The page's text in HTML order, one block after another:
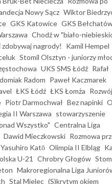
Nowy Sącz Wiktor
GKS Katowice GKS
Chodź w "biało-
zdobywaj nagrody!
Kamil Hempel
Stomil Olsztyn - juniorzy
UKS SMS Łódź Rafał
Radom Paweł Kaczmarek
ŁKS Łódź ŁKS Łomża Rozwój
Piotr Darmochwał Bez napinki
II Warszawa stowarzyszenie
Wszystko" Centralna Liga
Dawid Mieczkowski Rozmowa
Yasuhiro Katō Olimpia II Elbląg
U-21 Chrobry Głogów
Makroregionalna Liga
Stal Mielec (S)krytym okiem